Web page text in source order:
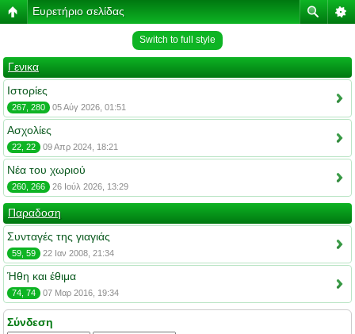
Ευρετήριο σελίδας
Switch to full style
Γενικα
Ιστορίες
267, 280 05 Αύγ 2026, 01:51
Ασχολίες
22, 22 09 Απρ 2024, 18:21
Νέα του χωριού
260, 266 26 Ιούλ 2026, 13:29
Παραδοση
Συνταγές της γιαγιάς
59, 59 22 Ιαν 2008, 21:34
Ήθη και έθιμα
74, 74 07 Μαρ 2016, 19:34
Σύνδεση